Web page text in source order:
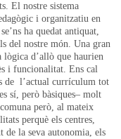
El nostre sistema
i organitzatiu en
ha quedat antiquat,
del nostre món. Una gran
lògica d’allò que haurien
i funcionalitat. Ens cal
de l’actual currículum tot
sí, però bàsiques– molt
però, al mateix
perquè els centres,
de la seva autonomia, els